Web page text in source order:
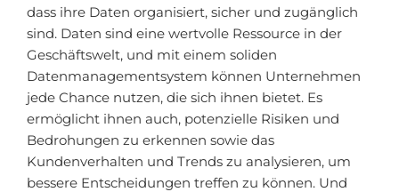
dass ihre Daten organisiert, sicher und zugänglich
sind. Daten sind eine wertvolle Ressource in der
Geschäftswelt, und mit einem soliden
Datenmanagementsystem können Unternehmen
jede Chance nutzen, die sich ihnen bietet. Es
ermöglicht ihnen auch, potenzielle Risiken und
Bedrohungen zu erkennen sowie das
Kundenverhalten und Trends zu analysieren, um
bessere Entscheidungen treffen zu können. Und